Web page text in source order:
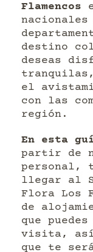
Flamencos
nacionales
destino
deseas
el
con las
región.
En esta
partir de
personal,
llegar al
Flora Los
de
que
visita, así
que te